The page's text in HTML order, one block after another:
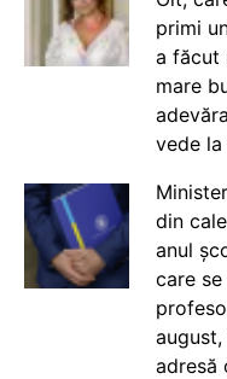
primi
a făcut
mare
vede
din
anul
care
adresă